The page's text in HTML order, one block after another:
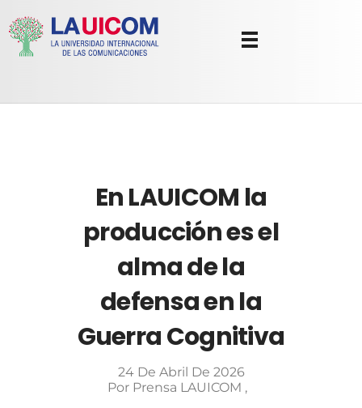
En LAUICOM la
producción es el
alma de la
defensa en la
Guerra Cognitiva
24 De Abril De 2026
Por Prensa LAUICOM